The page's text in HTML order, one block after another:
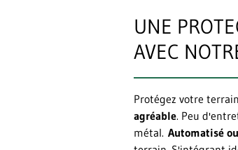
UNE
AVEC
Protégez votre
agréable. Peu
métal. Automatisé